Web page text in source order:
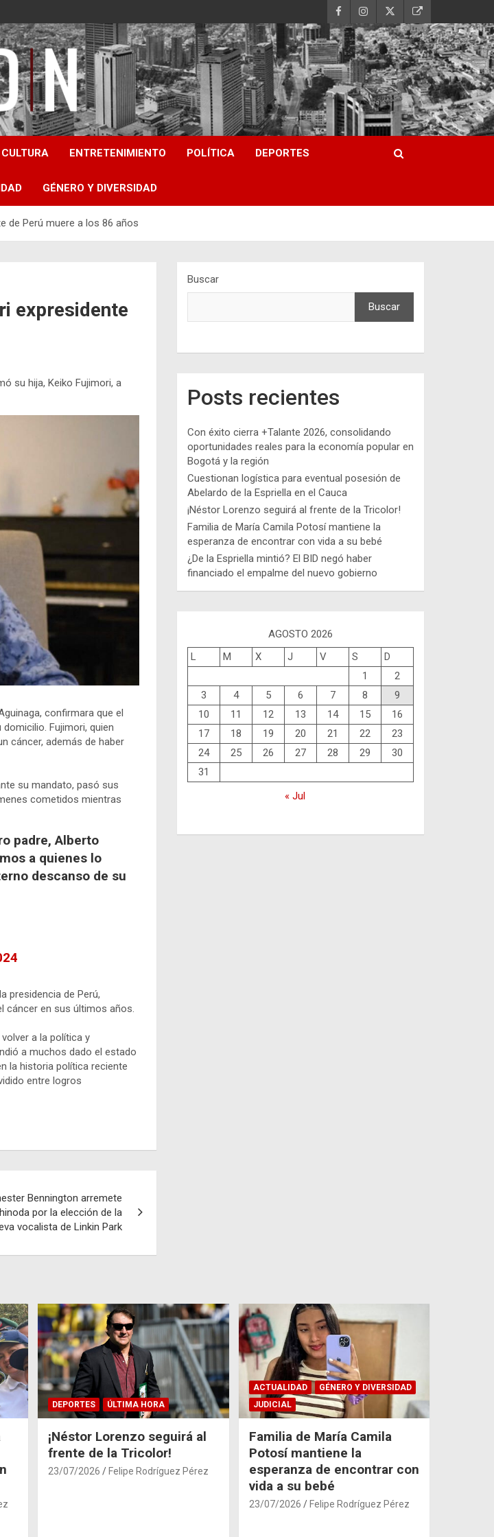
Noticias
CULTURA ENTRETENIMIENTO POLÍTICA DEPORTES
GÉNERO Y DIVERSIDAD
de Perú muere a los 86 años
expresidente
su hija, Keiko Fujimori, a
confirmara que el
Fujimori, quien
cáncer, además de haber
su mandato, pasó sus
cometidos mientras
padre, Alberto
a quienes lo
descanso de su
presidencia de Perú,
cáncer en sus últimos años.
a la política y
a muchos dado el estado
la historia política reciente
entre logros
Bennington arremete
por la elección de la
vocalista de Linkin Park
Buscar
Buscar
Posts recientes
Con éxito cierra +Talante 2026, consolidando
oportunidades reales para la economía popular en
Bogotá y la región
Cuestionan logística para eventual posesión de
Abelardo de la Espriella en el Cauca
¡Néstor Lorenzo seguirá al frente de la Tricolor!
Familia de María Camila Potosí mantiene la
esperanza de encontrar con vida a su bebé
¿De la Espriella mintió? El BID negó haber
financiado el empalme del nuevo gobierno
AGOSTO 2026
L
M X J V S
D
1
2
3
4 5 6 7 8
9
10
11 12 13 14 15
16
17
18 19 20 21 22
23
24
25 26 27 28 29
30
31
« Jul
DEPORTES ÚLTIMA HORA
¡Néstor Lorenzo seguirá al
frente de la Tricolor!
23/07/2026 Felipe Rodríguez Pérez
ACTUALIDAD
GÉNERO Y DIVERSIDAD
JUDICIAL
Familia de María Camila
Potosí mantiene la
esperanza de encontrar con
vida a su bebé
23/07/2026 Felipe Rodríguez Pérez